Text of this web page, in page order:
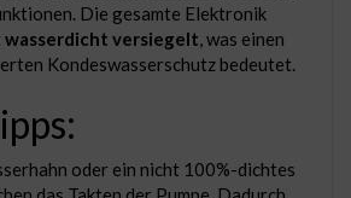
Die gesamte Elektronik
wasserdicht versiegelt, was einen
Kondeswasserschutz bedeutet.
oder ein nicht 100%-dichtes